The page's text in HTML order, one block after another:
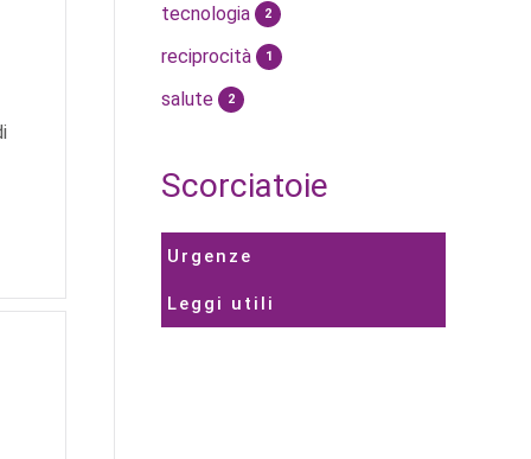
tecnologia 2
reciprocità 1
salute 2
Scorciatoie
Urgenze
Leggi utili